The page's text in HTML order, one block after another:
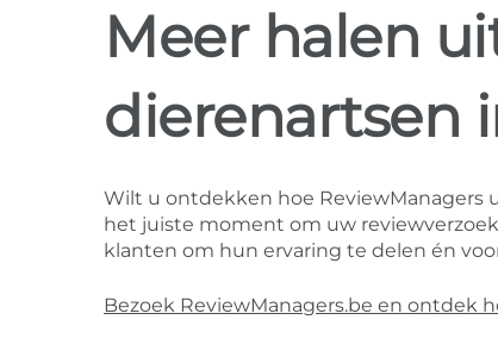
Meer halen
dierenartsen
Wilt u ontdekken hoe ReviewManagers
het juiste moment om uw
klanten om hun ervaring te delen én
Bezoek ReviewManagers.be en ontdek